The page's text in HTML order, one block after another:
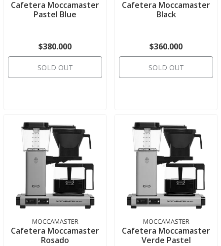
Cafetera Moccamaster
Pastel Blue
$380.000
SOLD OUT
Cafetera Moccamaster
Black
$360.000
SOLD OUT
MOCCAMASTER
Cafetera Moccamaster
Rosado
MOCCAMASTER
Cafetera Moccamaster
Verde Pastel